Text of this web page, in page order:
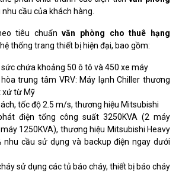
cầu của khách hàng.
tiêu chuẩnvăn phòng cho thuê hạng
thống trang thiết bị hiện đại, bao gồm:
chứa khoảng 50 ô tô và 450 xe máy
hòa trung tâm VRV: Máy lạnh Chiller thương
xứ từ Mỹ
tốc độ 2.5 m/s, thương hiệu Mitsubishi
điện tổng công suất 3250KVA (2 máy
1250KVA), thương hiệu Mitsubishi Heavy
nhu cầu sử dụng và backup điện ngay dưới
sử dụng các tủ báo cháy, thiết bị báo cháy